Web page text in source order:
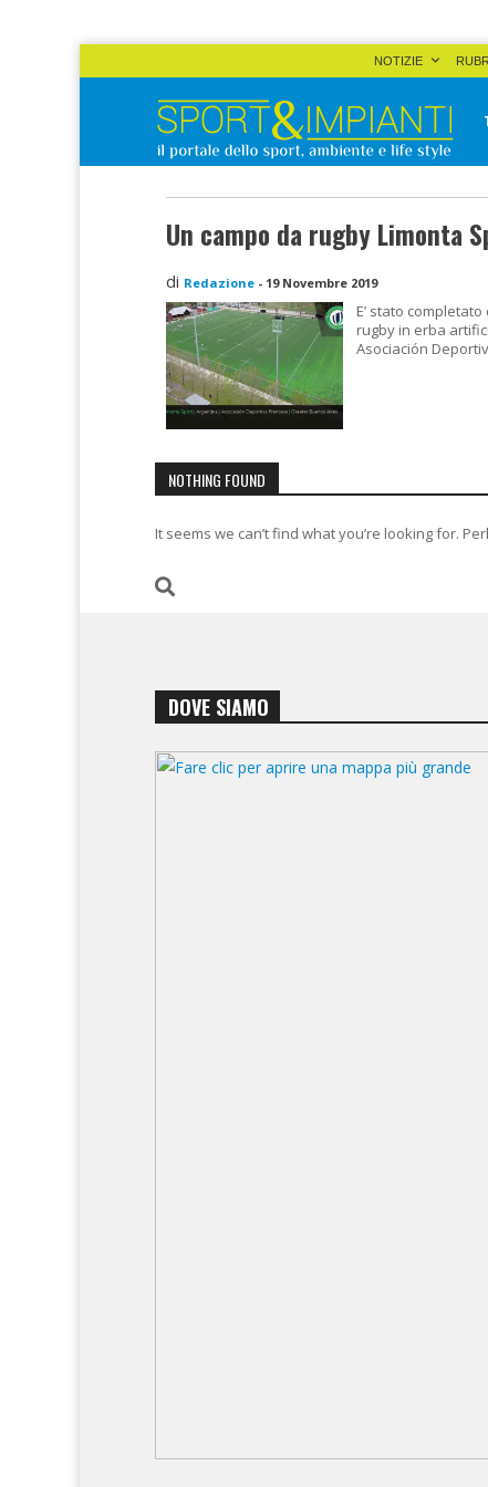
NOTIZIE
Sport&Impianti
Un campo da rugby Limonta
di Redazione - 19 Novembre 2019
E’ stato
rugby in erba
Asociación
NOTHING FOUND
It seems we can’t find what you’re looking for.
DOVE SIAMO